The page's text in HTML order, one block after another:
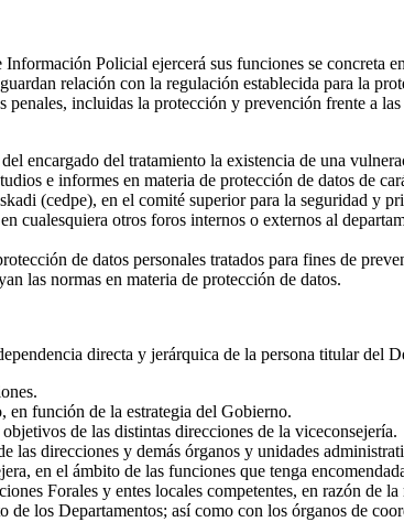
Policial ejercerá sus funciones se concreta
relación con la regulación establecida para la
incluidas la protección y prevención frente a
encargado del tratamiento la existencia de una
e informes en materia de protección de datos de
(cedpe), en el comité superior para la seguridad y
otros foros internos o externos al
de datos personales tratados para fines de
las normas en materia de protección de datos.
directa y jerárquica de la persona titular del
en función de la estrategia del Gobierno.
de las distintas direcciones de la viceconsejería.
direcciones y demás órganos y unidades
en el ámbito de las funciones que tenga
Forales y entes locales competentes, en razón de la
los Departamentos; así como con los órganos de